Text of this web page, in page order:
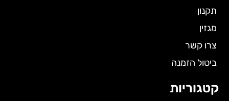
תקנון
מגזין
צרו קשר
ביטול הזמנה
קטגוריות